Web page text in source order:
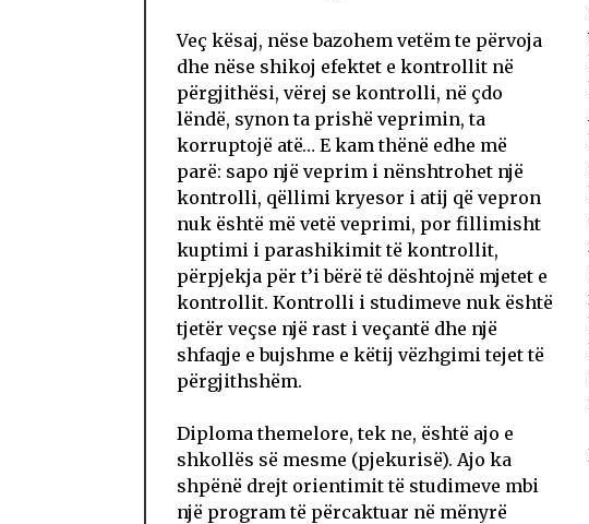
Veç kësaj, nëse bazohem vetëm te përvoja
dhe nëse shikoj efektet e kontrollit në
përgjithësi, vërej se kontrolli, në çdo
lëndë, synon ta prishë veprimin, ta
korruptojë atë… E kam thënë edhe më
parë: sapo një veprim i nënshtrohet një
kontrolli, qëllimi kryesor i atij që vepron
nuk është më vetë veprimi, por fillimisht
kuptimi i parashikimit të kontrollit,
përpjekja për t’i bërë të dështojnë mjetet e
kontrollit. Kontrolli i studimeve nuk është
tjetër veçse një rast i veçantë dhe një
shfaqje e bujshme e këtij vëzhgimi tejet të
përgjithshëm.
Diploma themelore, tek ne, është ajo e
shkollës së mesme (pjekurisë). Ajo ka
shpënë drejt orientimit të studimeve mbi
një program të përcaktuar në mënyrë